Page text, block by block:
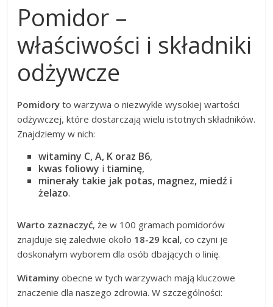
Pomidor –
właściwości i składniki
odżywcze
Pomidory to warzywa o niezwykle wysokiej wartości
odżywczej, które dostarczają wielu istotnych składników.
Znajdziemy w nich:
witaminy C, A, K oraz B6,
kwas foliowy i tiaminę,
minerały takie jak potas, magnez, miedź i
żelazo.
Warto zaznaczyć, że w 100 gramach pomidorów
znajduje się zaledwie około 18-29 kcal, co czyni je
doskonałym wyborem dla osób dbających o linię.
Witaminy obecne w tych warzywach mają kluczowe
znaczenie dla naszego zdrowia. W szczególności: